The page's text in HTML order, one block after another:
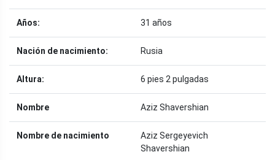
Años: 31 años
Nación de nacimiento: Rusia
Altura: 6 pies 2 pulgadas
Nombre Aziz Shavershian
Nombre de nacimiento
Aziz Sergeyevich
Shavershian